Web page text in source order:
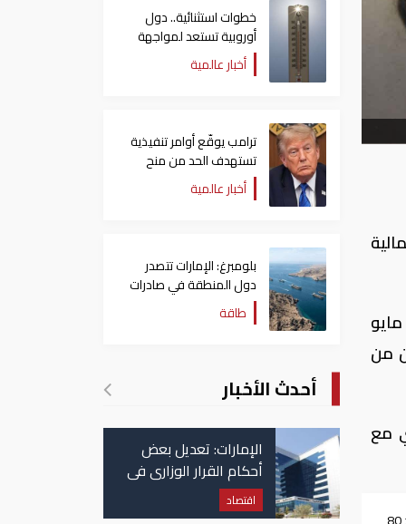
من
مع
خطوات استثنائية.. دول
أوروبية تستعد لمواجهة
موجة حر غير مسبوقة
أخبار عالمية
ترامب يوقّع أوامر تنفيذية
تستهدف الحد من منح
الجنسية الأمريكية بالولادة
أخبار عالمية
بلومبرغ: الإمارات تتصدر
دول المنطقة في صادرات
النفط عبر مضيق هرمز
طاقة
أحدث الأخبار
الإمارات: تعديل بعض
أحكام القرار الوزاري في
شأن الضريبة على
الشركات والأعمال
اقتصاد